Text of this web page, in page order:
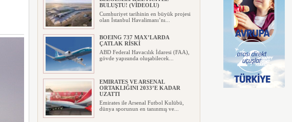
BULUŞTU! (VİDEOLU)
Cumhuriyet tarihinin en büyük projesi
olan İstanbul Havalimanı’nı...
BOEING 737 MAX’LARDA
ÇATLAK RİSKİ
ABD Federal Havacılık İdaresi (FAA),
gövde yapısında oluşabilecek...
EMIRATES VE ARSENAL
ORTAKLIĞINI 2033’E KADAR
UZATTI
Emirates ile Arsenal Futbol Kulübü,
dünya sporunun en tanınmış ve...